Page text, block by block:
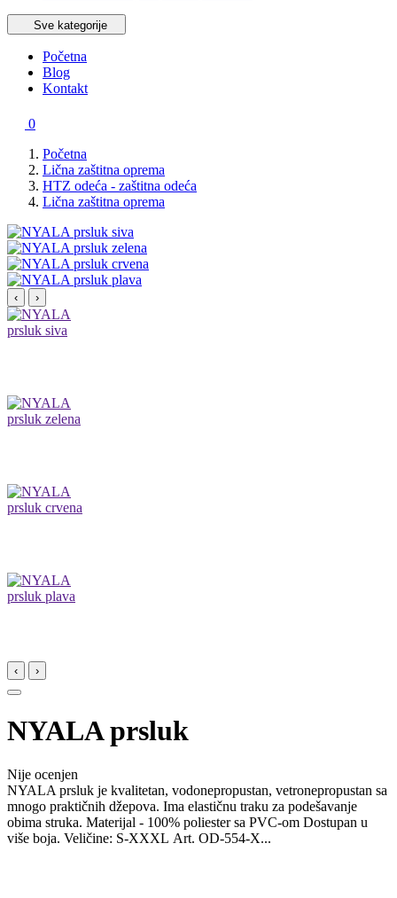
Sve kategorije
Početna
Blog
Kontakt
0
Početna
Lična zaštitna oprema
HTZ odeća - zaštitna odeća
Lična zaštitna oprema
‹ ›
‹ ›
NYALA prsluk
Nije ocenjen
NYALA prsluk je kvalitetan, vodonepropustan, vetronepropustan sa
mnogo praktičnih džepova. Ima elastičnu traku za podešavanje
obima struka. Materijal - 100% poliester sa PVC-om Dostupan u
više boja. Veličine: S-XXXL Art. OD-554-X...